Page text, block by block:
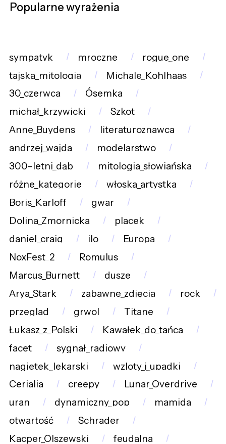
Popularne wyrażenia
sympatyk mroczne
rogue_one
tajska_mitologia
Michale_Kohlhaas
30_czerwca
Ósemka
michał_krzywicki
Szkot
Anne_Buydens
literaturoznawca
andrzej_wajda
modelarstwo
300-letni_dąb
mitologia_słowiańska
różne_kategorie
włoska_artystka
Boris_Karloff
gwar
Dolina_Zmornicka
placek
daniel_craig
ilo
Europa
NoxFest_2
Romulus
Marcus_Burnett
dusze
Arya_Stark
zabawne_zdjęcia
rock
przeglad
grwol
Titane
Łukasz_z_Polski
Kawałek_do_tańca
facet
sygnał_radiowy
nagietek_lekarski
wzloty_i_upadki
Cerialia
creepy
Lunar_Overdrive
uran
dynamiczny_pop
mamida
otwartość
Schrader
Kacper_Olszewski
feudalna